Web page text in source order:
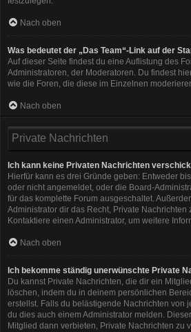
Nach oben
Was bedeutet der „Das Team“-Link auf der
Auf dieser Seite findest du eine Auflistung des
Administratoren, der Moderatoren. Du findest
wie die Foren, die diese im Einzelnen
Nach oben
Private Nachrichten
Ich kann keine Privaten Nachrichten
Hierfür kann es drei Gründe geben: Entweder
oder nicht angemeldet, oder die Board-
für das komplette Forum ausgeschaltet.
Administrator dir das Recht, Private Nachrichten
Kontaktiere einen Administrator, um weitere
Nach oben
Ich bekomme ständig unerwünschte Private
Du kannst Private Nachrichten, die dir ein
löschen, indem du in deinem persönlichen
erstellst. Falls du belästigende Nachrichten von
du dies auch einem Administrator melden.
Mitglied dann verbieten, Private Nachrichten zu